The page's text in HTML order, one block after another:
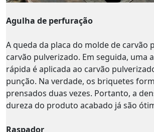
Agulha de perfuração
A queda da placa do molde de carvão
carvão pulverizado. Em seguida, uma
rápida é aplicada ao carvão
punção. Na verdade, os briquetes
prensados ​​duas vezes. Portanto, a
dureza do produto acabado já são
Raspador